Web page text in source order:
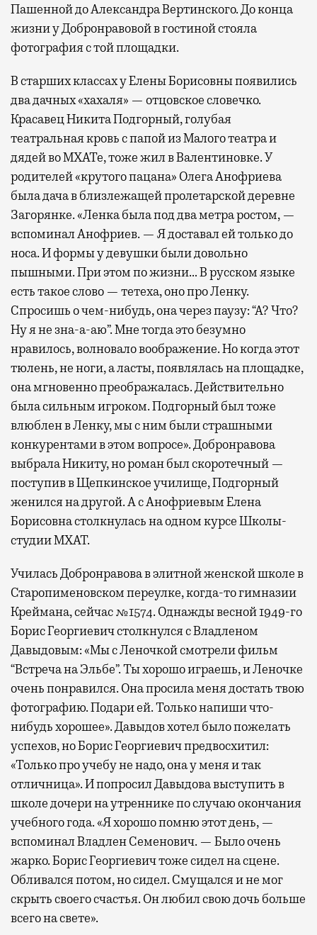
Пашенной до Александра Вертинского. До конца
жизни у Добронравовой в гостиной стояла
фотография с той площадки.
В старших классах у Елены Борисовны появились
два дачных «хахаля» — отцовское словечко.
Красавец Никита Подгорный, голубая
театральная кровь с папой из Малого театра и
дядей во МХАТе, тоже жил в Валентиновке. У
родителей «крутого пацана» Олега Анофриева
была дача в близлежащей пролетарской деревне
Загорянке. «Ленка была под два метра ростом, —
вспоминал Анофриев. — Я доставал ей только до
носа. И формы у девушки были довольно
пышными. При этом по жизни… В русском языке
есть такое слово — тетеха, оно про Ленку.
Спросишь о чем-нибудь, она через паузу: “А? Что?
Ну я не зна-а-аю”. Мне тогда это безумно
нравилось, волновало воображение. Но когда этот
тюлень, не ноги, а ласты, появлялась на площадке,
она мгновенно преображалась. Действительно
была сильным игроком. Подгорный был тоже
влюблен в Ленку, мы с ним были страшными
конкурентами в этом вопросе». Добронравова
выбрала Никиту, но роман был скоротечный —
поступив в Щепкинское училище, Подгорный
женился на другой. А с Анофриевым Елена
Борисовна столкнулась на одном курсе Школы-
студии МХАТ.
Училась Добронравова в элитной женской школе в
Старопименовском переулке, когда-то гимназии
Креймана, сейчас №1574. Однажды весной 1949-го
Борис Георгиевич столкнулся с Владленом
Давыдовым: «Мы с Леночкой смотрели фильм
“Встреча на Эльбе”. Ты хорошо играешь, и Леночке
очень понравился. Она просила меня достать твою
фотографию. Подари ей. Только напиши что-
нибудь хорошее». Давыдов хотел было пожелать
успехов, но Борис Георгиевич предвосхитил:
«Только про учебу не надо, она у меня и так
отличница». И попросил Давыдова выступить в
школе дочери на утреннике по случаю окончания
учебного года. «Я хорошо помню этот день, —
вспоминал Владлен Семенович. — Было очень
жарко. Борис Георгиевич тоже сидел на сцене.
Обливался потом, но сидел. Смущался и не мог
скрыть своего счастья. Он любил свою дочь больше
всего на свете».